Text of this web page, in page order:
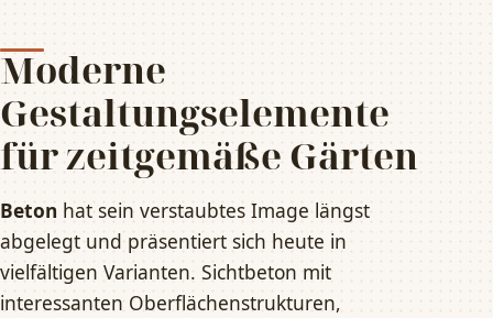
Moderne
Gestaltungselemente
für zeitgemäße Gärten
Beton hat sein verstaubtes Image längst
abgelegt und präsentiert sich heute in
vielfältigen Varianten. Sichtbeton mit
interessanten Oberflächenstrukturen,